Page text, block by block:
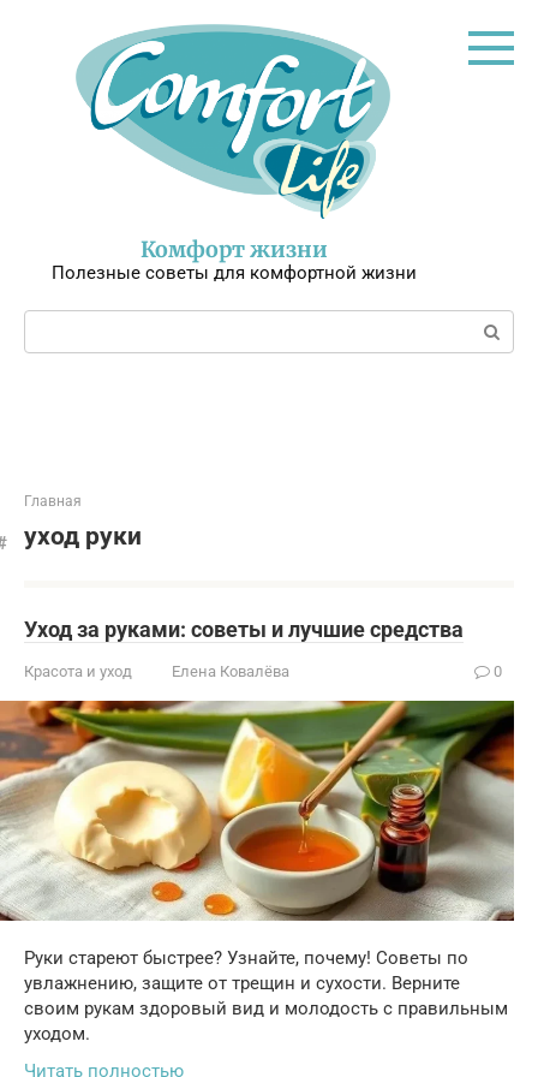
Комфорт жизни
Полезные советы для комфортной жизни
Поиск:
Главная
уход руки
Уход за руками: советы и лучшие средства
Красота и уход Елена Ковалёва 0
Руки стареют быстрее? Узнайте, почему! Советы по
увлажнению, защите от трещин и сухости. Верните
своим рукам здоровый вид и молодость с правильным
уходом.
Читать полностью